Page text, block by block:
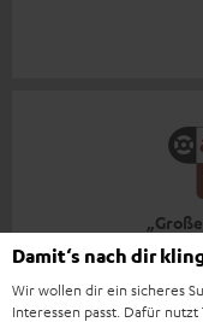
Damit‘s nach dir
Wir wollen dir ein sicheres
Interessen passt. Dafür